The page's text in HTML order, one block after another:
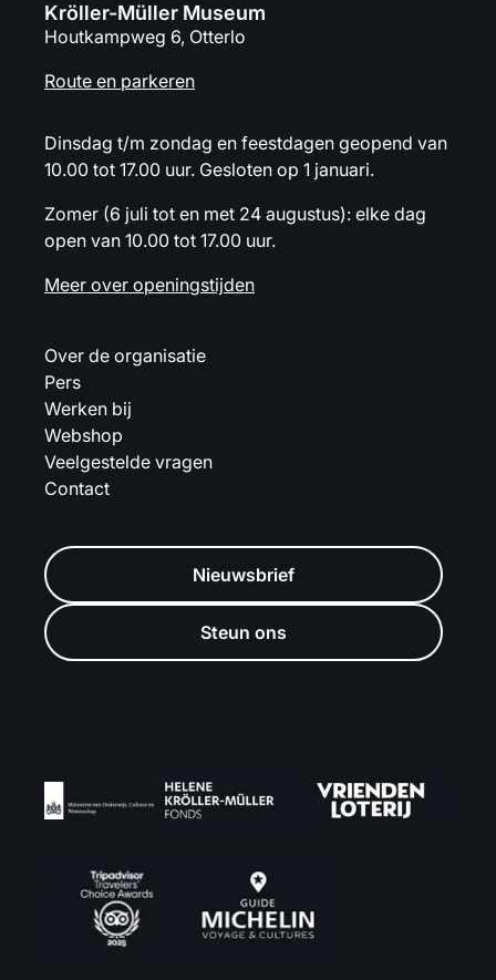
Kröller-Müller Museum
Houtkampweg 6, Otterlo
Route en parkeren
Dinsdag t/m zondag en feestdagen geopend van
10.00 tot 17.00 uur. Gesloten op 1 januari.
Zomer (6 juli tot en met 24 augustus): elke dag
open van 10.00 tot 17.00 uur.
Meer over openingstijden
Over de organisatie
Pers
Werken bij
Webshop
Veelgestelde vragen
Contact
Nieuwsbrief
Steun ons